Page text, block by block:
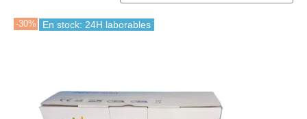
-30% En stock: 24H laborables